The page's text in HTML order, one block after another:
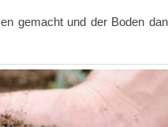
gemacht und der Boden